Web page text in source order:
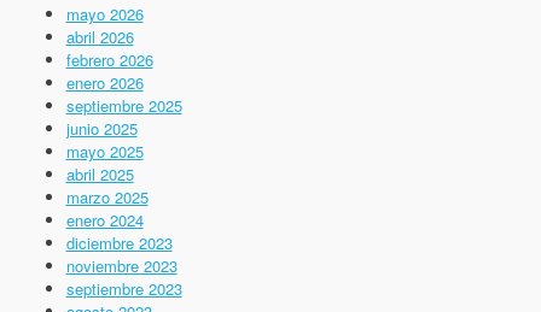
mayo 2026
abril 2026
febrero 2026
enero 2026
septiembre 2025
junio 2025
mayo 2025
abril 2025
marzo 2025
enero 2024
diciembre 2023
noviembre 2023
septiembre 2023